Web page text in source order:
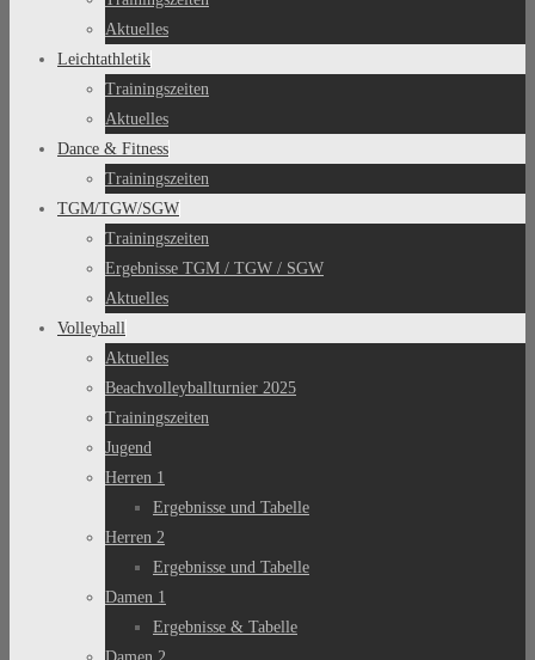
Aktuelles
Leichtathletik
Trainingszeiten
Aktuelles
Dance & Fitness
Trainingszeiten
TGM/TGW/SGW
Trainingszeiten
Ergebnisse TGM / TGW / SGW
Aktuelles
Volleyball
Aktuelles
Beachvolleyballturnier 2025
Trainingszeiten
Jugend
Herren 1
Ergebnisse und Tabelle
Herren 2
Ergebnisse und Tabelle
Damen 1
Ergebnisse & Tabelle